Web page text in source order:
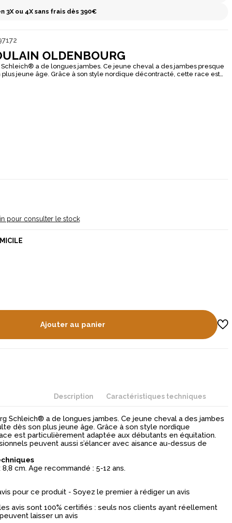
3X ou 4X sans frais dès 390€
OLDENBOURG
a de longues jambes. Ce jeune cheval a des jambes presque
jeune âge. Grâce à son style nordique décontracté, cette race est
aux débutants en équitation. Mais tous les professionnels peuvent aussi
pour consulter le stock
Ajouter au panier
Description Caractéristiques techniques
Schleich® a de longues jambes. Ce jeune cheval a des jambes
dès son plus jeune âge. Grâce à son style nordique
est particulièrement adaptée aux débutants en équitation.
peuvent aussi s’élancer avec aisance au-dessus de
8,8 cm. Age recommandé : 5-12 ans.
pour ce produit - Soyez le premier à rédiger un avis
avis sont 100% certifiés : seuls nos clients ayant réellement
laisser un avis